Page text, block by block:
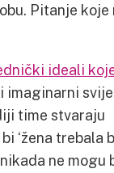
Pitanje koje
ideali
imaginarni
time stvaraju
‘žena trebala
ne mogu